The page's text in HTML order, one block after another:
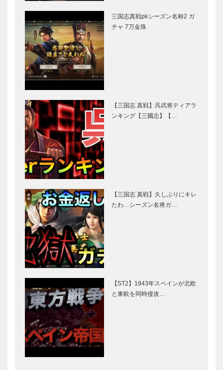
三国志真戦pkシーズン名称2 ガ
チャ 7万金珠
【三国志 真戦】呉武将ティアラ
ンキング【三國志】【…
【三国志 真戦】久しぶりにキレ
たわ…シーズン名将ガ…
【ST2】1943年スペインが北欧
と東欧を同時侵攻…